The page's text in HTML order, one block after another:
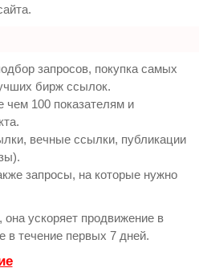
запросов, покупка самых
бирж ссылок.
чем 100 показателям и
вечные ссылки, публикации
запросы, на которые нужно
она ускоряет продвижение в
в течение первых 7 дней.